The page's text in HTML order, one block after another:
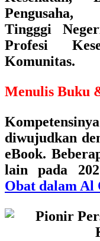
Pengusaha,
Tingggi
Profesi
Komunitas.
Menulis Buku
diwujudkan
eBook.
lain pada
Obat dalam Al